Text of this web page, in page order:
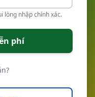
lòng nhập chính xác.
phí